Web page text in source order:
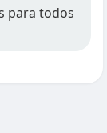
para todos